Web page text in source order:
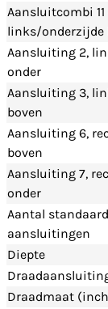
Aansluitcombi
links/onderzijde
Aansluiting 2,
onder
Aansluiting 3,
boven
Aansluiting 6,
boven
Aansluiting 7,
onder
Aantal standaard
aansluitingen
Diepte
Draadmaat